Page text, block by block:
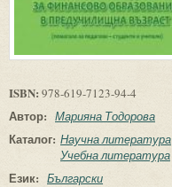
ISBN: 978-619-7123-94-4
Автор: Марияна Тодорова
Каталог: Научна литература
Учебна литература
Език: Български